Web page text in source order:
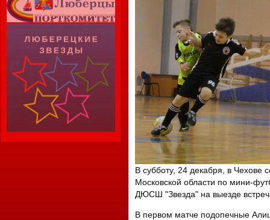
В субботу, 24 декабря, в Чехове
Московской области по мини-
ДЮСШ "Звезда" на выезде
В первом матче подопечные